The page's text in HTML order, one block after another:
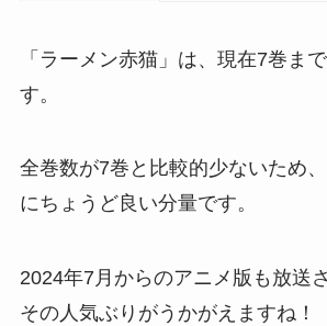
「ラーメン赤猫」は、現在7巻ま
す。
全巻数が7巻と比較的少ないため
にちょうど良い分量です。
2024年7月からのアニメ版も放送
その人気ぶりがうかがえますね！